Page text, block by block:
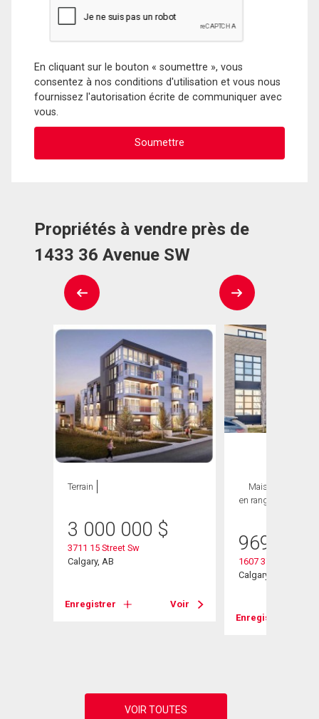
En cliquant sur le bouton « soumettre », vous
consentez à nos conditions d'utilisation et vous nous
fournissez l'autorisation écrite de communiquer avec
vous.
Propriétés à vendre près de
1433 36 Avenue SW
Terrain
3 000 000 $
3711 15 Street Sw
Calgary, AB
Enregistrer Voir
Maison
en rangée
969 900
1607 37 Avenue Sw
Calgary, AB
Enregistrer